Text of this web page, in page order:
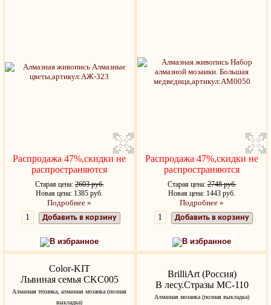
Распродажа 47%,скидки не
распространяются
Старая цена:2603 руб.
Новая цена: 1385 руб.
Подробнее »
Добавить в корзину
В избранное
Распродажа 47%,скидки не
распространяются
Старая цена:2748 руб.
Новая цена: 1443 руб.
Подробнее »
Добавить в корзину
В избранное
Color-KIT
Львиная семья CKC005
Алмазная техника, алмазная мозаика (полная
выкладка)
BrilliArt (Россия)
В лесу.Стразы МС-110
Алмазная мозаика (полная выкладка)